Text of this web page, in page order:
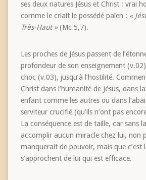
ses deux natures Jésus etChrist : vrai
comme le criait le possédé païen : «
Très-Haut »(Mc 5,7).
Les proches de Jésus passent de
profondeur de son enseignement
choc (v.03), jusqu’à l’hostilité.
Christ dans l’humanité de Jésus, dans
enfant comme les autres ou dans
serviteur crucifié (qu’ils n’ont pas
La conséquence est de taille, car sans
accomplir aucun miracle chez lui, non
manquerait de pouvoir, mais que c’est
s’approchent de lui qui est efficace.